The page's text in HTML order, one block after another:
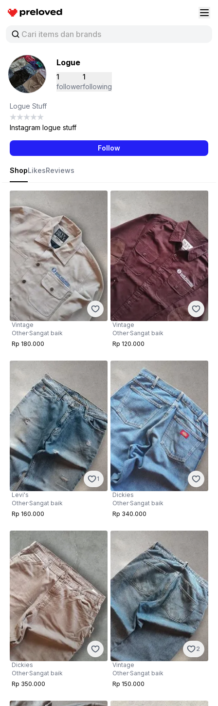
Preloved Indonesia
Logue
1
follower
1
following
Logue Stuff
Instagram logue stuff
Follow
ShopLikesReviews
Vintage
Other·Sangat baik
Rp 180.000
Vintage
Other·Sangat baik
Rp 120.000
1
Levi's
Other·Sangat baik
Rp 160.000
Dickies
Other·Sangat baik
Rp 340.000
Dickies
Other·Sangat baik
Rp 350.000
2
Vintage
Other·Sangat baik
Rp 150.000